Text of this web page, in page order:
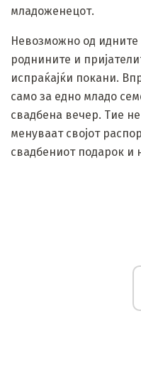
младоженецот.
Невозможно од
роднините и
испраќајќи покани.
само за едно младо
свадбена вечер. Тие
менуваат својот
свадбениот подарок и